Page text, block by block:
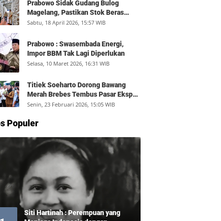
Prabowo Sidak Gudang Bulog
Magelang, Pastikan Stok Beras
Aman dan Distribusi Lancar
Sabtu, 18 April 2026, 15:57 WIB
Prabowo : Swasembada Energi,
Impor BBM Tak Lagi Diperlukan
Selasa, 10 Maret 2026, 16:31 WIB
Titiek Soeharto Dorong Bawang
Merah Brebes Tembus Pasar Ekspor,
Petani Bisa Untung Rp350 Juta per
Senin, 23 Februari 2026, 15:05 WIB
Populer
Siti Hartinah : Perempuan yang